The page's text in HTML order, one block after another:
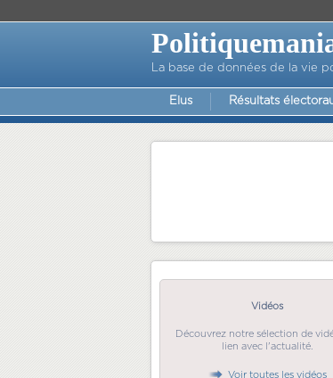
La base de données de la vie
Elus Résultats
Vidéos
Découvrez notre sélection de
lien avec l'actualité.
Voir toutes les vidéos